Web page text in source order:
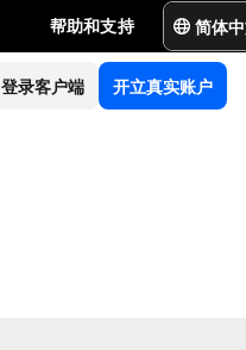
帮助和支持 简体
开立真实账户
登录客户端